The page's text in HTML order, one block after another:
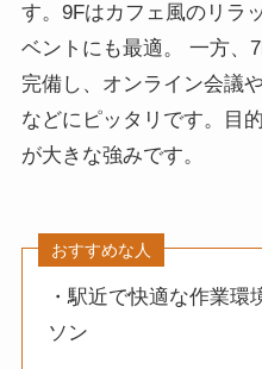
す。9Fはカフェ風のリラ
ベントにも最適。 一方、
完備し、オンライン会議
などにピッタリです。目
が大きな強みです。
おすすめな人
・駅近で快適な作業
ソン